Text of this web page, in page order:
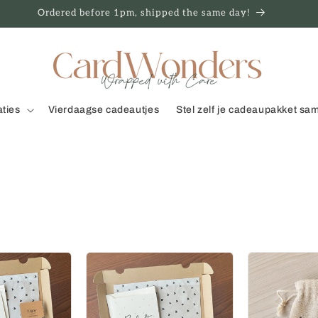
Ordered before 1pm, shipped the same day!
Vierdaagse cadeautjes Stel zelf je cadeaupakket